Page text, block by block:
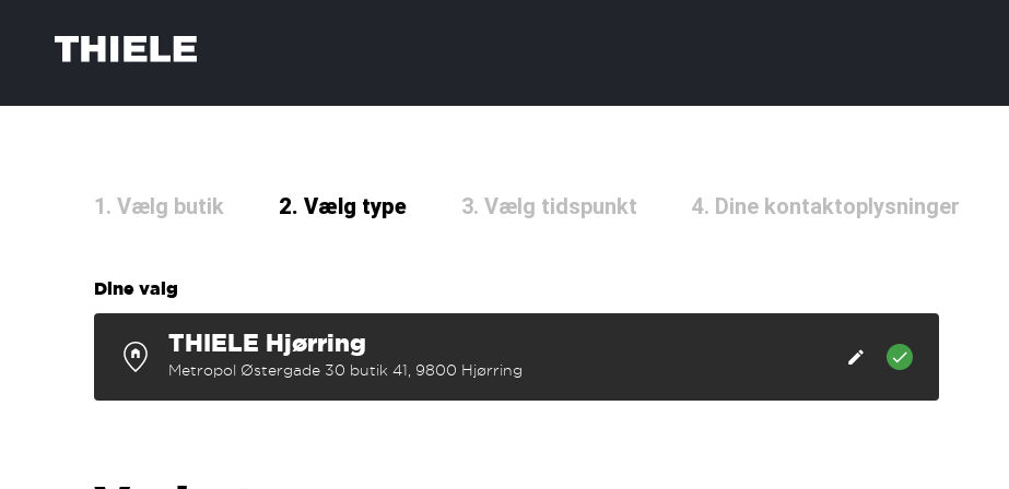
1. Vælg butik 2. Vælg type 3. Vælg tidspunkt 4. Dine kontaktoplysninger
Dine valg
THIELE Hjørring
Metropol Østergade 30 butik 41, 9800 Hjørring